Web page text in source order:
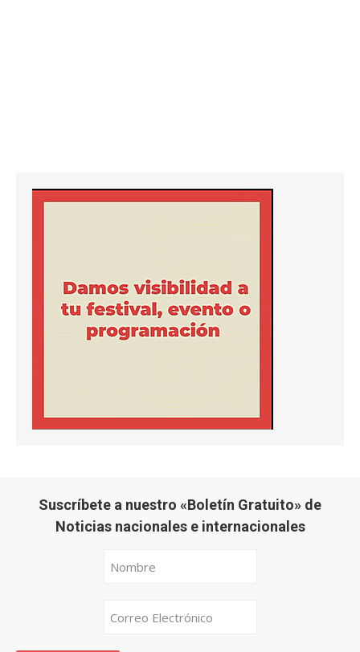
Suscríbete a nuestro «Boletín Gratuito» de
Noticias nacionales e internacionales